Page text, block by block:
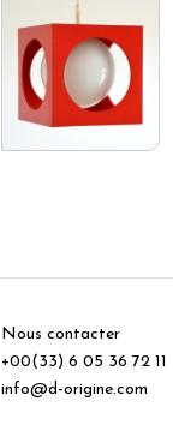
Nous contacter
+00(33) 6 05 36 72 11
info@d-origine.com